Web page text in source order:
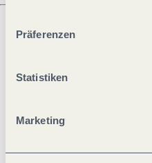
ablehnen" kann es zu
Präferenzen
Statistiken
Marketing